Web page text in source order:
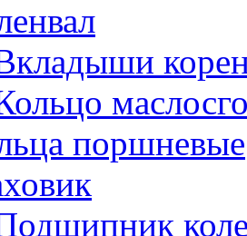
поршневые